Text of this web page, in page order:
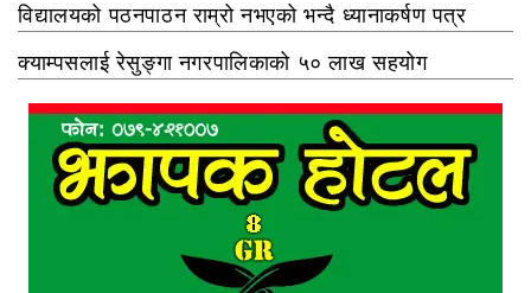
विद्यालयको पठनपाठन राम्रो नभएको भन्दै ध्यानाकर्षण पत्र
क्याम्पसलाई रेसुङ्गा नगरपालिकाको ५० लाख सहयोग